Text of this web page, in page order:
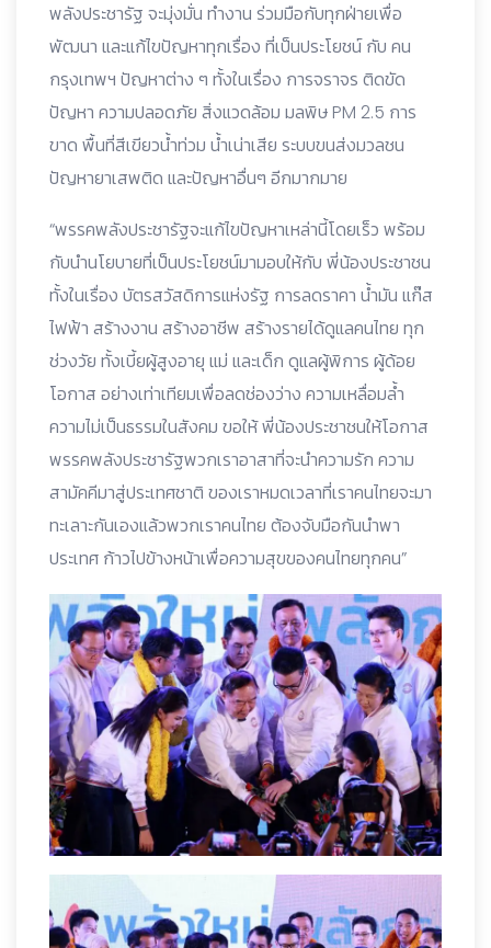
พลังประชารัฐ จะมุ่งมั่น ทำงาน ร่วมมือกับทุกฝ่ายเพื่อ
พัฒนา และแก้ไขปัญหาทุกเรื่อง ที่เป็นประโยชน์ กับ คน
กรุงเทพฯ ปัญหาต่าง ๆ ทั้งในเรื่อง การจราจร ติดขัด
ปัญหา ความปลอดภัย สิ่งแวดล้อม มลพิษ PM 2.5 การ
ขาด พื้นที่สีเขียวน้ำท่วม น้ำเน่าเสีย ระบบขนส่งมวลชน
ปัญหายาเสพติด และปัญหาอื่นๆ อีกมากมาย
“พรรคพลังประชารัฐจะแก้ไขปัญหาเหล่านี้โดยเร็ว พร้อม
กับนำนโยบายที่เป็นประโยชน์มามอบให้กับ พี่น้องประชาชน
ทั้งในเรื่อง บัตรสวัสดิการแห่งรัฐ การลดราคา น้ำมัน แก๊ส
ไฟฟ้า สร้างงาน สร้างอาชีพ สร้างรายได้ดูแลคนไทย ทุก
ช่วงวัย ทั้งเบี้ยผู้สูงอายุ แม่ และเด็ก ดูแลผู้พิการ ผู้ด้อย
โอกาส อย่างเท่าเทียมเพื่อลดช่องว่าง ความเหลื่อมล้ำ
ความไม่เป็นธรรมในสังคม ขอให้ พี่น้องประชาชนให้โอกาส
พรรคพลังประชารัฐพวกเราอาสาที่จะนำความรัก ความ
สามัคคีมาสู่ประเทศชาติ ของเราหมดเวลาที่เราคนไทยจะมา
ทะเลาะกันเองแล้วพวกเราคนไทย ต้องจับมือกันนำพา
ประเทศ ก้าวไปข้างหน้าเพื่อความสุขของคนไทยทุกคน”